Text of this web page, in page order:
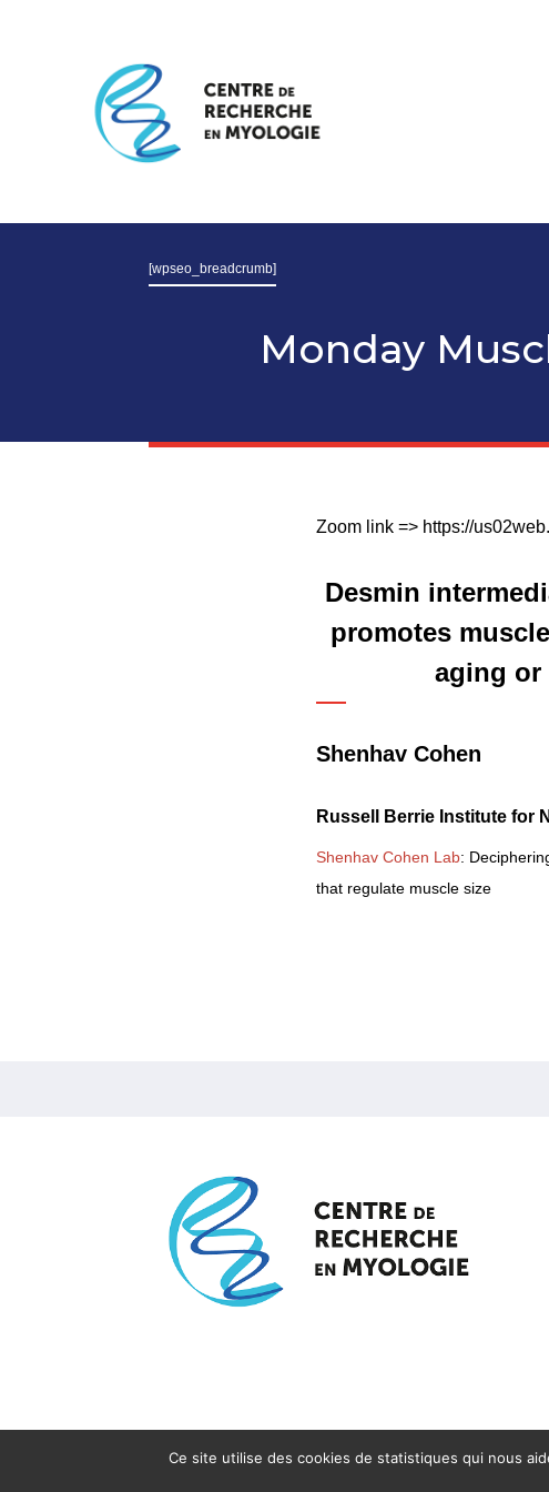
[wpseo_breadcrumb]
Monday
Zoom link => https://
Desmin
promotes
aging or
Shenhav Cohen
Russell Berrie Institute for
Shenhav Cohen Lab:
that regulate muscle size
Ce site utilise des cookies de statistiques qui nous